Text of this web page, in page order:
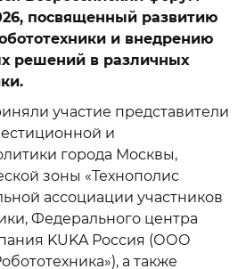
посвященный развитию
и внедрению
решений в различных
участие представители
и
города Москвы,
зоны «Технополис
ассоциации участников
Федерального центра
KUKA Россия (ООО
а также